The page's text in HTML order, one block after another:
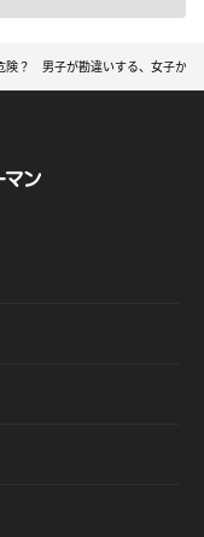
険？ 男子が勘違いする、女子から